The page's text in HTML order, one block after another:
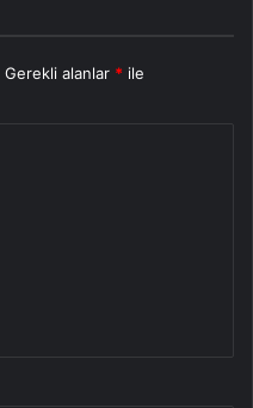
Gerekli alanlar * ile